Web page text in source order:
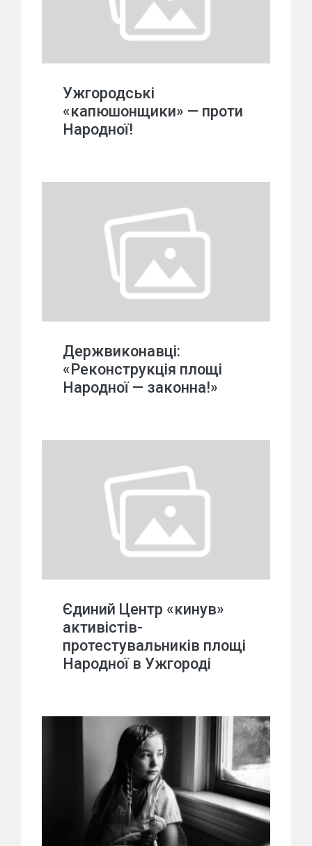
Ужгородські
«капюшонщики» — проти
Народної!
Держвиконавці:
«Реконструкція площі
Народної — законна!»
Єдиний Центр «кинув»
активістів-
протестувальників площі
Народної в Ужгороді